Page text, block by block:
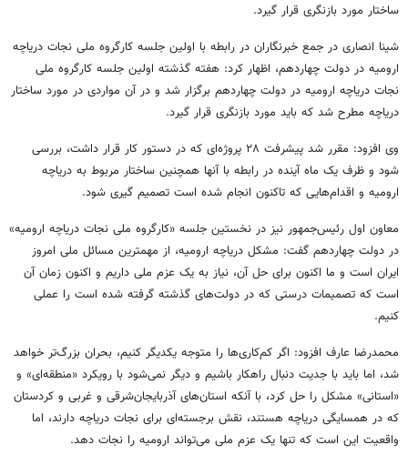
ساختار مورد بازنگری قرار گیرد.
شینا انصاری در جمع خبرنگاران در رابطه با اولین جلسه کارگروه ملی نجات دریاچه
ارومیه در دولت چهاردهم، اظهار کرد: هفته گذشته اولین جلسه کارگروه ملی
نجات دریاچه ارومیه در دولت چهاردهم برگزار شد و در آن مواردی در مورد ساختار
دریاچه مطرح شد که باید مورد بازنگری قرار گیرد.
وی افزود: مقرر شد پیشرفت ۲۸ پروژه‌ای که در دستور کار قرار داشت، بررسی
شود و ظرف یک ماه آینده در رابطه با آنها همچنین ساختار مربوط به دریاچه
ارومیه و اقدام‌هایی که تاکنون انجام شده است تصمیم گیری شود.
معاون اول رئیس‌جمهور نیز در نخستین جلسه «کارگروه ملی نجات دریاچه ارومیه»
در دولت چهاردهم گفت: مشکل دریاچه ارومیه، از مهمترین مسائل ملی امروز
ایران است و ما اکنون برای حل آن، نیاز به یک عزم ملی داریم و اکنون زمان آن
است که تصمیمات درستی که در دولت‌های گذشته گرفته شده است را عملی
کنیم.
محمدرضا عارف افزود: اگر کم‌کاری‌ها را متوجه یکدیگر کنیم، بحران بزرگ‌تر خواهد
شد، اما باید با جدیت دنبال راهکار باشیم و دیگر نمی‌شود با رویکرد «منطقه‌ای» و
«استانی» مشکل را حل کرد، با آنکه استان‌های آذربایجان‌شرقی و غربی و کردستان
که در همسایگی دریاچه هستند، نقش برجسته‌ای برای نجات دریاچه دارند، اما
واقعیت این است که تنها یک عزم ملی می‌تواند ارومیه را نجات دهد.